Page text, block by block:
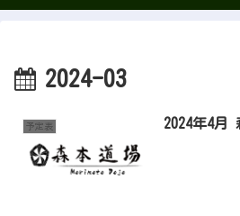
2024-03
予定表 2024年4月